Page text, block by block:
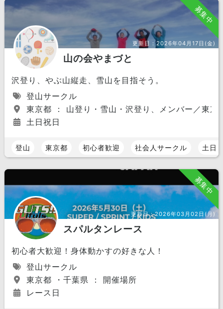
募集中
更新日：2026年04月17日(金)
山の会やまづと
沢登り、やぶ山縦走、雪山を目指そう。
登山サークル
東京都 ： 山登り・雪山・沢登り、メンバー／東京
土日祝日
登山 東京都 初心者歓迎 社会人サークル 土日
募集中
更新日：2026年03月02日(月)
スパルタンレース
初心者大歓迎！身体動かすの好きな人！
登山サークル
東京都 ・千葉県 ： 開催場所
レース日